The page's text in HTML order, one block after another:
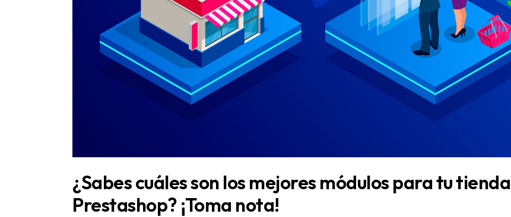
¿Sabes cuáles son los mejores módulos para tu tienda
Prestashop? ¡Toma nota!